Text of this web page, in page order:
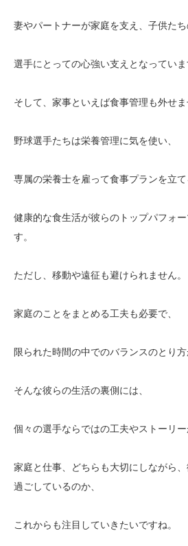
妻やパートナーが家庭を支え、子供たち
選手にとっての心強い支えとなっていま
そして、家事といえば食事管理も外せま
野球選手たちは栄養管理に気を使い、
専属の栄養士を雇って食事プランを立て
健康的な食生活が彼らのトップパフォ
す。
ただし、移動や遠征も避けられません。
家庭のことをまとめる工夫も必要で、
限られた時間の中でのバランスのとり方
そんな彼らの生活の裏側には、
個々の選手ならではの工夫やストーリー
家庭と仕事、どちらも大切にしながら
過ごしているのか、
これからも注目していきたいですね。